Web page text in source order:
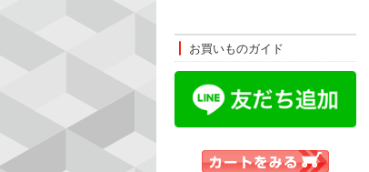
お買いものガイド